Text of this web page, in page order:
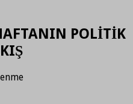
POLİTİK